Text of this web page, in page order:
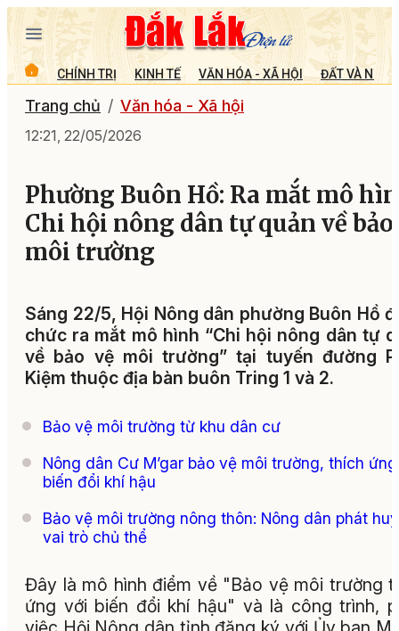
CHÍNH TRỊ KINH TẾ VĂN HÓA - XÃ HỘI ĐẤT VÀ
Trang chủ Văn hóa - Xã hội
12:21, 22/05/2026
Phường Buôn Hồ: Ra mắt mô
Chi hội nông dân tự quản về bảo
môi trường
Sáng 22/5, Hội Nông dân phường Buôn Hồ
chức ra mắt mô hình “Chi hội nông dân tự
về bảo vệ môi trường” tại tuyến đường
Kiệm thuộc địa bàn buôn Tring 1 và 2.
Bảo vệ môi trường từ khu dân cư
Nông dân Cư M’gar bảo vệ môi trường, thích
biến đổi khí hậu
Bảo vệ môi trường nông thôn: Nông dân phát huy
vai trò chủ thể
Đây là mô hình điểm về "Bảo vệ môi trường
ứng với biến đổi khí hậu" và là công trình,